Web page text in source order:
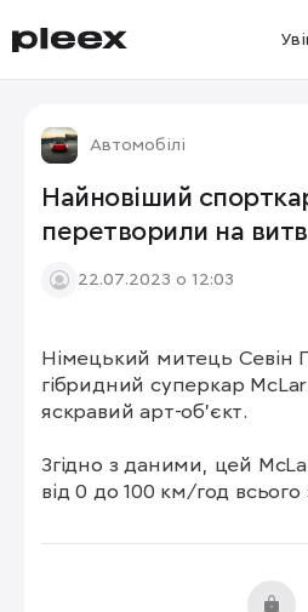
Автомобілі
Найновіший
перетворили на
22.07.2023 о 12:03
Німецький митець Севін
гібридний суперкар
яскравий арт-об'єкт.
Згідно з даними, цей
від 0 до 100 км/год